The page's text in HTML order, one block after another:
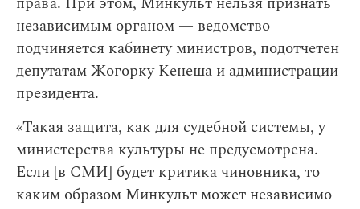
независимым органом — ведомство
подчиняется кабинету министров, подотчетен
депутатам Жогорку Кенеша и администрации
президента.
«Такая защита, как для судебной системы, у
министерства культуры не предусмотрена.
Если [в СМИ] будет критика чиновника, то
каким образом Минкульт может независимо